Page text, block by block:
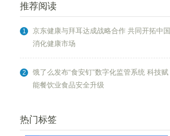
推荐阅读
1
京东健康与拜耳达成战略合作 共同开拓中国
消化健康市场
2
饿了么发布“食安钉”数字化监管系统 科技赋
能餐饮业食品安全升级
热门标签